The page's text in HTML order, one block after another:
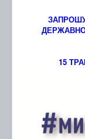
15